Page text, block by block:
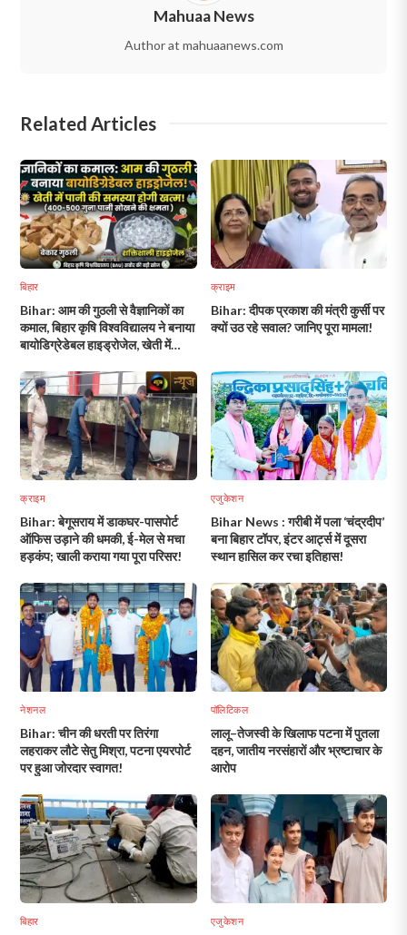
Mahuaa News
Author at mahuaanews.com
Related Articles
बिहार
Bihar: आम की गुठली से वैज्ञानिकों का
कमाल, बिहार कृषि विश्वविद्यालय ने बनाया
बायोडिग्रेडेबल हाइड्रोजेल, खेती में
क्राइम
Bihar: दीपक प्रकाश की मंत्री कुर्सी पर
क्यों उठ रहे सवाल? जानिए पूरा मामला!
क्राइम
Bihar: बेगूसराय में डाकघर-पासपोर्ट
ऑफिस उड़ाने की धमकी, ई-मेल से मचा
हड़कंप; खाली कराया गया पूरा परिसर!
एजुकेशन
Bihar News : गरीबी में पला ‘चंद्रदीप’
बना बिहार टॉपर, इंटर आर्ट्स में दूसरा
स्थान हासिल कर रचा इतिहास!
नेशनल
Bihar: चीन की धरती पर तिरंगा
लहराकर लौटे सेतु मिश्रा, पटना एयरपोर्ट
पर हुआ जोरदार स्वागत!
पॉलिटिकल
लालू–तेजस्वी के खिलाफ पटना में पुतला
दहन, जातीय नरसंहारों और भ्रष्टाचार के
आरोप
बिहार एजुकेशन